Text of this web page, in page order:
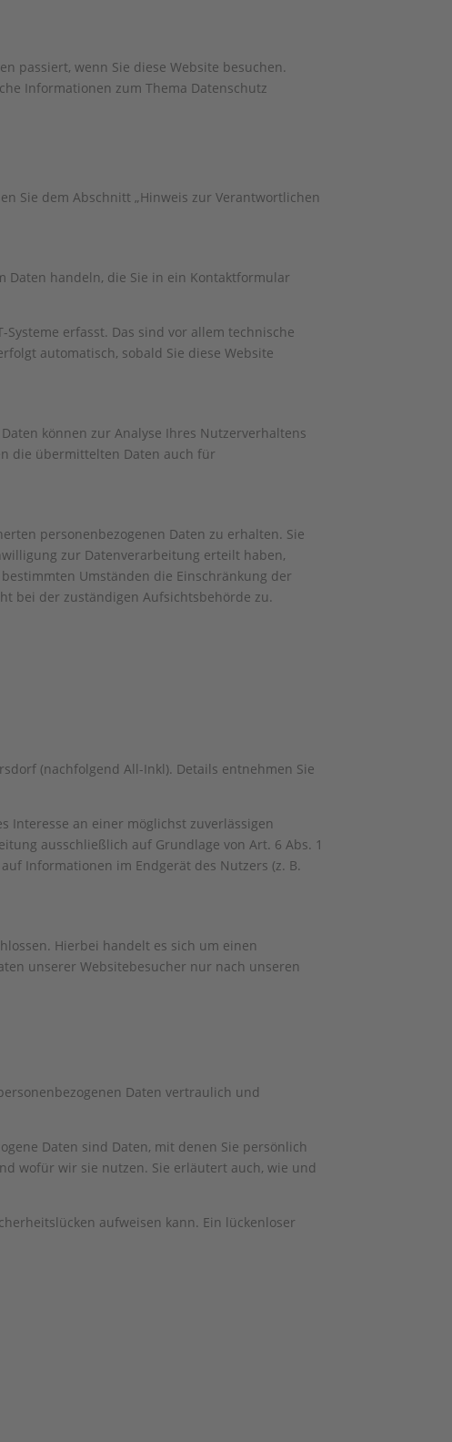
passiert, wenn Sie diese Website besuchen.
Informationen zum Thema Datenschutz
Sie dem Abschnitt „Hinweis zur Verantwortlichen
Daten handeln, die Sie in ein Kontaktformular
erfasst. Das sind vor allem technische
automatisch, sobald Sie diese Website
können zur Analyse Ihres Nutzerverhaltens
die übermittelten Daten auch für
personenbezogenen Daten zu erhalten. Sie
zur Datenverarbeitung erteilt haben,
Umständen die Einschränkung der
bei der zuständigen Aufsichtsbehörde zu.
(nachfolgend All-Inkl). Details entnehmen Sie
Interesse an einer möglichst zuverlässigen
ausschließlich auf Grundlage von Art. 6 Abs. 1
Informationen im Endgerät des Nutzers (z. B.
Hierbei handelt es sich um einen
unserer Websitebesucher nur nach unseren
Daten vertraulich und
Daten sind Daten, mit denen Sie persönlich
wofür wir sie nutzen. Sie erläutert auch, wie und
aufweisen kann. Ein lückenloser